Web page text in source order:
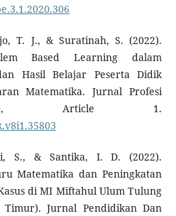
T. J., & Suratinah, S. (2022).
Based Learning dalam
Hasil Belajar Peserta Didik
Matematika. Jurnal Profesi
Article 1.
S., & Santika, I. D. (2022).
Matematika dan Peningkatan
di MI Miftahul Ulum Tulung
Timur). Jurnal Pendidikan Dan